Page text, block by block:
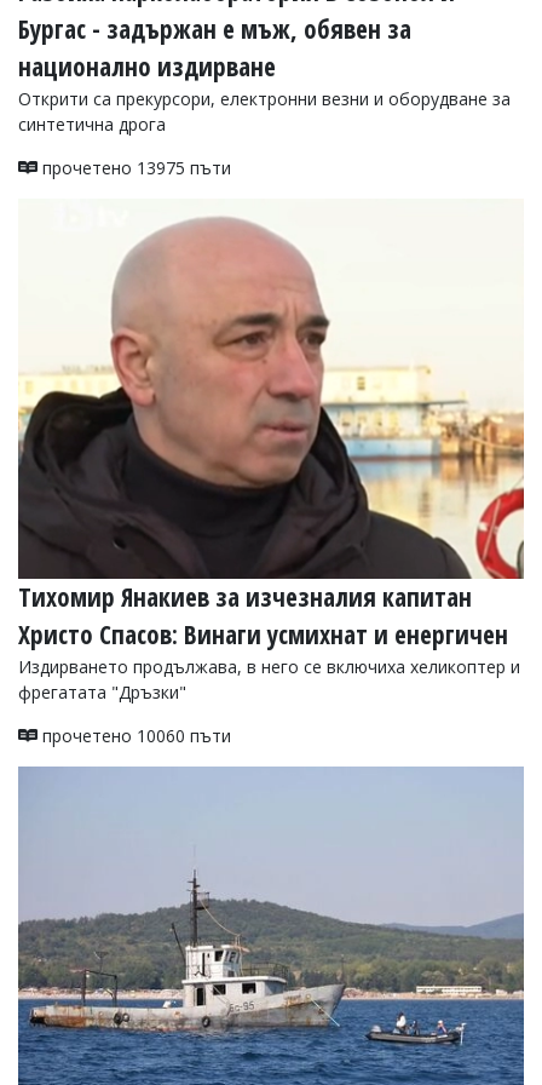
Коментарите
под
статиите
се
въвеждат
от
читателите
и
обиден
за
вас
коментар,
моля
сигнализирайте
Бургас - задържан е мъж, обявен за
национално издирване
Открити са прекурсори, електронни везни и оборудване за
синтетична дрога
прочетено 13975 пъти
Тихомир Янакиев за изчезналия капитан
Христо Спасов: Винаги усмихнат и енергичен
Издирването продължава, в него се включиха хеликоптер и
фрегатата "Дръзки"
прочетено 10060 пъти